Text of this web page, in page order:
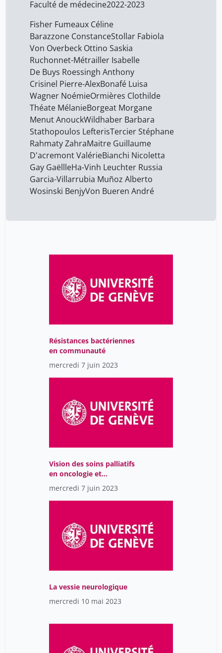
Faculté de médecine2022-2023
Fisher Fumeaux Céline
Barazzone ConstanceStollar Fabiola
Von Overbeck Ottino Saskia
Ruchonnet-Métrailler Isabelle
De Buys Roessingh Anthony
Crisinel Pierre-AlexBonafé Luisa
Wagner NoémieOrmières Clothilde
Théate MélanieBorgeat Morgane
Menut AnouckWildhaber Barbara
Stathopoulos LefterisTercier Stéphane
Rahmaty ZahraMaitre Guillaume
D'acremont ValérieBianchi Nicoletta
Gay GaëllleHa-Vinh Leuchter Russia
Garcia-Villarrubia Muñoz Alberto
Wosinski BenjyVon Bueren André
Résistances bactériennes
en communauté
mercredi 7 juin 2023
Vision des soins palliatifs
en oncologie et
hématologie pédiatrique
mercredi 7 juin 2023
La vessie neurologique
mercredi 10 mai 2023